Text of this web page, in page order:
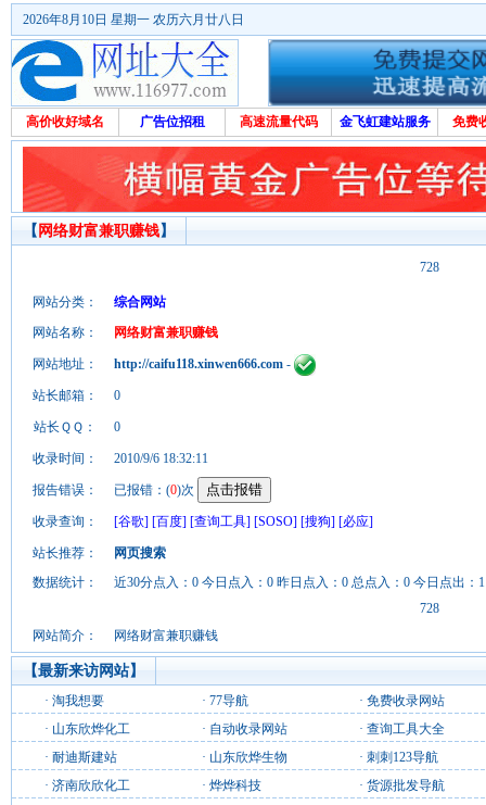
2026年8月10日 星期一 农历六月廿八日
高价收好域名 广告位招租 高速流量代码 金飞虹建站服务 免费
【 网络财富兼职赚钱】
728
网站分类：
综合网站
网站名称：
网络财富兼职赚钱
网站地址： http://caifu118.xinwen666.com -
站长邮箱： 0
站长ＱＱ： 0
收录时间： 2010/9/6 18:32:11
报告错误： 已报错：(0)次
收录查询： [谷歌] [百度] [查询工具] [SOSO] [搜狗] [必应]
站长推荐：
网页搜索
数据统计：
近30分点入：0 今日点入：0 昨日点入：0 总点入：0 今日点出：
728
网站简介：
网络财富兼职赚钱
【最新来访网站】
· 淘我想要 · 77导航 · 免费收录网站
· 山东欣烨化工 · 自动收录网站 · 查询工具大全
· 耐迪斯建站 · 山东欣烨生物 · 刺刺123导航
· 济南欣欣化工 · 烨烨科技 · 货源批发导航